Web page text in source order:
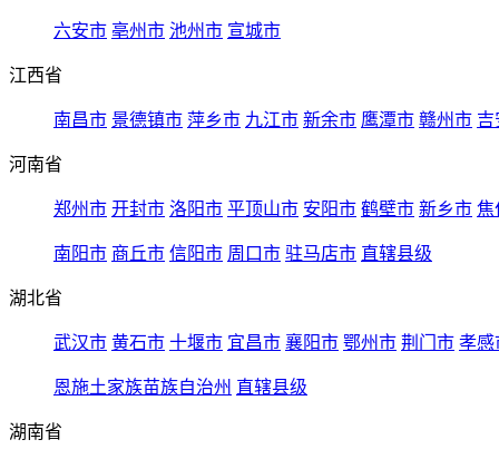
六安市 亳州市 池州市 宣城市
江西省
南昌市 景德镇市 萍乡市 九江市 新余市 鹰潭市 赣州市 吉
河南省
郑州市 开封市 洛阳市 平顶山市 安阳市 鹤壁市 新乡市 焦
南阳市 商丘市 信阳市 周口市 驻马店市 直辖县级
湖北省
武汉市 黄石市 十堰市 宜昌市 襄阳市 鄂州市 荆门市 孝感
恩施土家族苗族自治州 直辖县级
湖南省